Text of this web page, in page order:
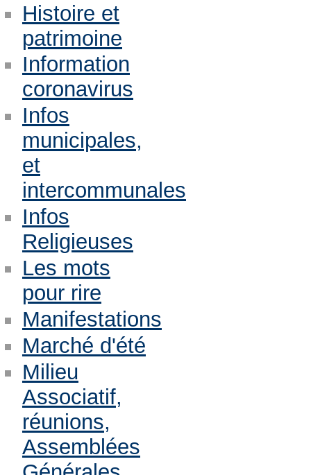
Histoire et
patrimoine
Information
coronavirus
Infos
municipales,
et
intercommunales
Infos
Religieuses
Les mots
pour rire
Manifestations
Marché d'été
Milieu
Associatif,
réunions,
Assemblées